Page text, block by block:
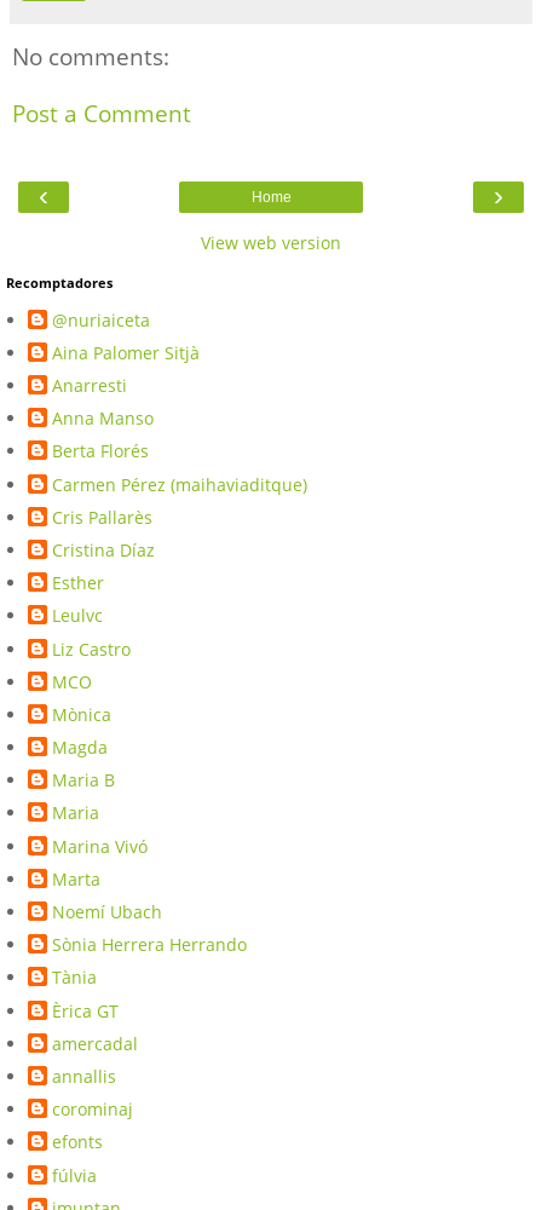
No comments:
Post a Comment
‹ ›
Home
View web version
Recomptadores
@nuriaiceta
Aina Palomer Sitjà
Anarresti
Anna Manso
Berta Florés
Carmen Pérez (maihaviaditque)
Cris Pallarès
Cristina Díaz
Esther
Leulvc
Liz Castro
MCO
Mònica
Magda
Maria B
Maria
Marina Vivó
Marta
Noemí Ubach
Sònia Herrera Herrando
Tània
Èrica GT
amercadal
annallis
corominaj
efonts
fúlvia